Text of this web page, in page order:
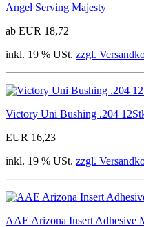
Angel Serving Majesty
ab EUR 18,72
inkl. 19 % USt. zzgl.
Victory Uni Bushing .204
EUR 16,23
inkl. 19 % USt. zzgl.
AAE Arizona Insert Adhesive